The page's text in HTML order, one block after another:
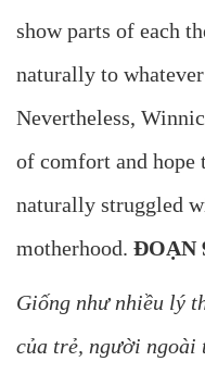
show parts of each
naturally to
Nevertheless,
of comfort and hope
naturally struggled
motherhood. ĐOẠN
Giống như nhiều lý
của trẻ, người